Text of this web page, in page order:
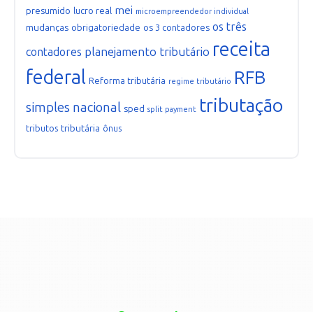
presumido lucro real mei microempreendedor individual
mudanças obrigatoriedade os 3 contadores os três
contadores planejamento tributário receita
federal Reforma tributária regime tributário RFB
simples nacional sped split payment tributação
tributos tributária ônus